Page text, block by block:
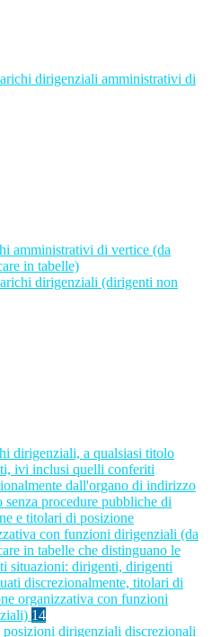
dirigenziali amministrativi di
amministrativi di vertice (da
in tabelle)
dirigenziali (dirigenti non
dirigenziali, a qualsiasi titolo
ivi inclusi quelli conferiti
dall'organo di indirizzo
senza procedure pubbliche di
e titolari di posizione
con funzioni dirigenziali (da
in tabelle che distinguano le
situazioni: dirigenti, dirigenti
discrezionalmente, titolari di
organizzativa con funzioni
14
posizioni dirigenziali discrezionali